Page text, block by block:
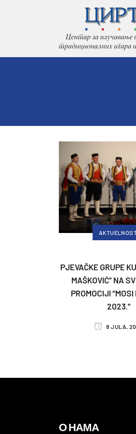
PJEVAČKE GRUPE
MAŠKOVIĆ” NA
PROMOCIJI
2023.”
8 JULA,
О НАМА